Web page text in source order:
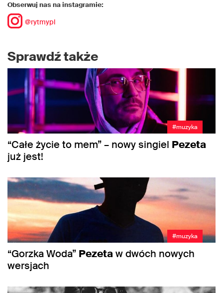
Obserwuj nas na instagramie:
@rytmypl
Sprawdź także
#muzyka
“Całe życie to mem” – nowy singiel Pezeta
już jest!
#muzyka
“Gorzka Woda” Pezetaw dwóch nowych
wersjach